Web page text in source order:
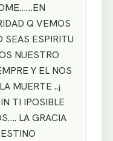
Q VEMOS
SEAS ESPIRITU
NUESTRO
Y EL NOS
MUERTE ..¡
TI IPOSIBLE
LA GRACIA